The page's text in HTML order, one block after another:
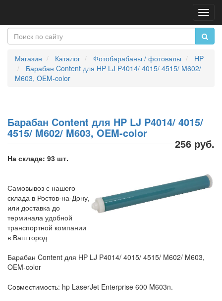
Магазин Каталог Фотобарабаны / фотовалы
HP
Барабан Content для HP LJ P4014/ 4015/ 4515/ M602/
M603, OEM-color
Барабан Content для HP LJ P4014/ 4015/
4515/ M602/ M603, OEM-color
256 руб.
На складе: 93 шт.
Самовывоз с нашего
склада в Ростов-на-Дону,
или доставка до
терминала удобной
транспортной компании
в Ваш город
Барабан Content для HP LJ P4014/ 4015/ 4515/ M602/ M603,
OEM-color
Совместимость: hp LaserJet Enterprise 600 M603n.